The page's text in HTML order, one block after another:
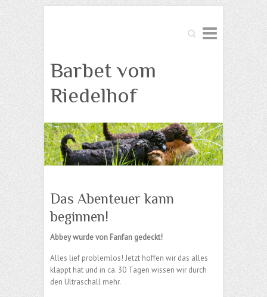
Suche
Barbet vom
Riedelhof
Das Abenteuer kann
beginnen!
Abbey wurde von Fanfan gedeckt!
Alles lief problemlos! Jetzt hoffen wir das alles
klappt hat und in ca. 30 Tagen wissen wir durch
den Ultraschall mehr.